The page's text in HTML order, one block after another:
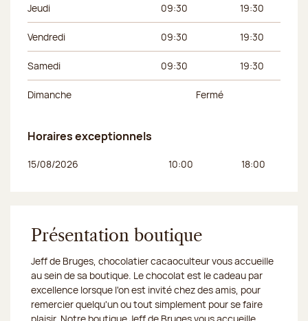
Jeudi 09:30 19:30
Vendredi 09:30 19:30
Samedi 09:30 19:30
Dimanche Fermé
Horaires exceptionnels
Jour de la semaine Horaires du matin Horaires de
15/08/2026 10:00 18:00
Présentation boutique
Jeff de Bruges, chocolatier cacaoculteur vous accueille
au sein de sa boutique. Le chocolat est le cadeau par
excellence lorsque l'on est invité chez des amis, pour
remercier quelqu'un ou tout simplement pour se faire